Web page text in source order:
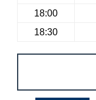
18:00
18:30